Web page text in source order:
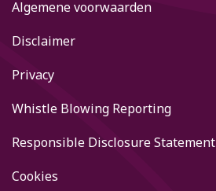
Algemene voorwaarden
Disclaimer
Privacy
Whistle Blowing Reporting
Responsible Disclosure Statement
Cookies